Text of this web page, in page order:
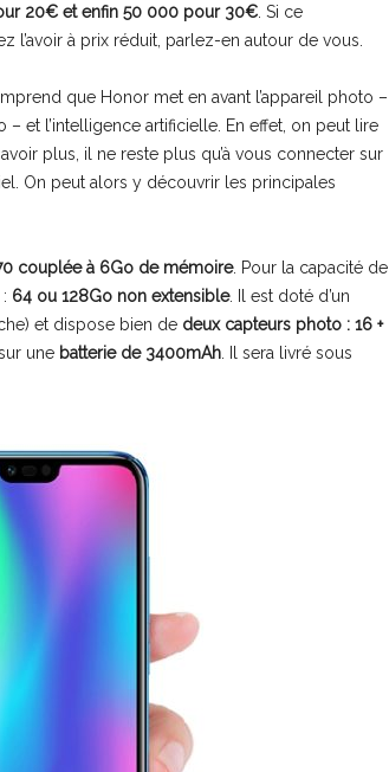
20€ et enfin 50 000 pour 30€. Si ce
à prix réduit, parlez-en autour de vous.
que Honor met en avant l’appareil photo –
et l’intelligence artificielle. En effet, on peut lire
plus, il ne reste plus qu’à vous connecter sur
On peut alors y découvrir les principales
couplée à 6Go de mémoire. Pour la capacité de
64 ou 128Go non extensible. Il est doté d’un
et dispose bien de deux capteurs photo : 16 +
une batterie de 3400mAh. Il sera livré sous